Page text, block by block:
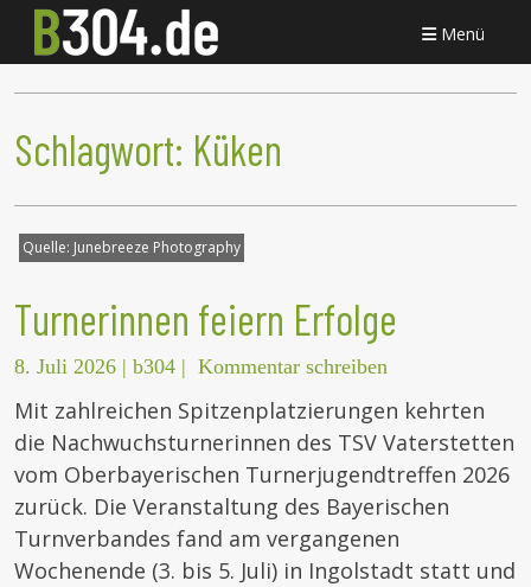
Menü
Schlagwort: Küken
Quelle: Junebreeze Photography
Turnerinnen feiern Erfolge
8. Juli 2026 | b304 | Kommentar schreiben
Mit zahlreichen Spitzenplatzierungen kehrten
die Nachwuchsturnerinnen des TSV Vaterstetten
vom Oberbayerischen Turnerjugendtreffen 2026
zurück. Die Veranstaltung des Bayerischen
Turnverbandes fand am vergangenen
Wochenende (3. bis 5. Juli) in Ingolstadt statt und